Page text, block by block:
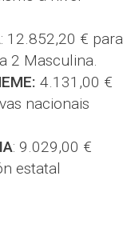
: 12.852,20 € para
2 Masculina.
4.131,00 €
nacionais
: 9.029,00 €
estatal